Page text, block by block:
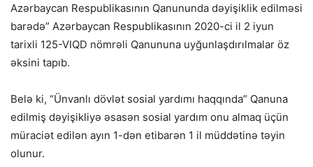
Azərbaycan Respublikasının Qanununda dəyişiklik edilməsi
barədə” Azərbaycan Respublikasının 2020-ci il 2 iyun
tarixli 125-VIQD nömrəli Qanununa uyğunlaşdırılmalar öz
əksini tapıb.
Belə ki, “Ünvanlı dövlət sosial yardımı haqqında” Qanuna
edilmiş dəyişikliyə əsasən sosial yardım onu almaq üçün
müraciət edilən ayın 1-dən etibarən 1 il müddətinə təyin
olunur.